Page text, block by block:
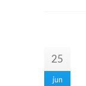
25
jun